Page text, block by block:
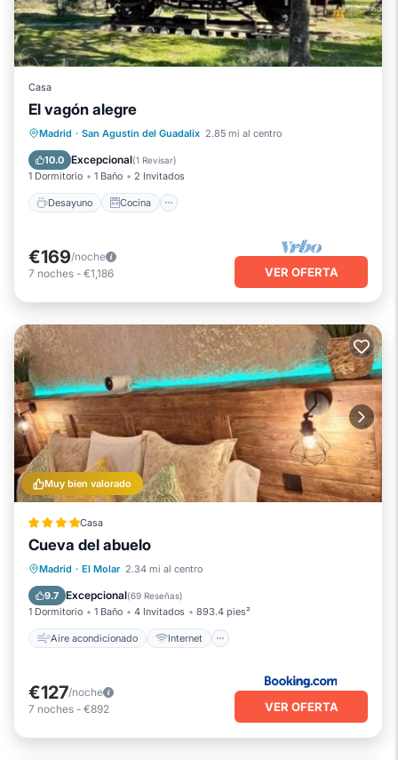
Casa
El vagón alegre
Madrid · San Agustin del Guadalix 2.85 mi al centro
10.0 Excepcional(1 Revisar)
1 Dormitorio 1 Baño 2 Invitados
Desayuno Cocina
Desayuno Cocina
Apto para niños
Seguridad/Protección
€169/noche
7 noches - €1,186 VER OFERTA
Muy bien valorado
Casa
Cueva del abuelo
Madrid · El Molar 2.34 mi al centro
9.7 Excepcional(69 Reseñas)
1 Dormitorio 1 Baño 4 Invitados 893.4 pies²
Aire acondicionado Internet
Aire acondicionado
Apto para niños
€127/noche
7 noches - €892 VER OFERTA